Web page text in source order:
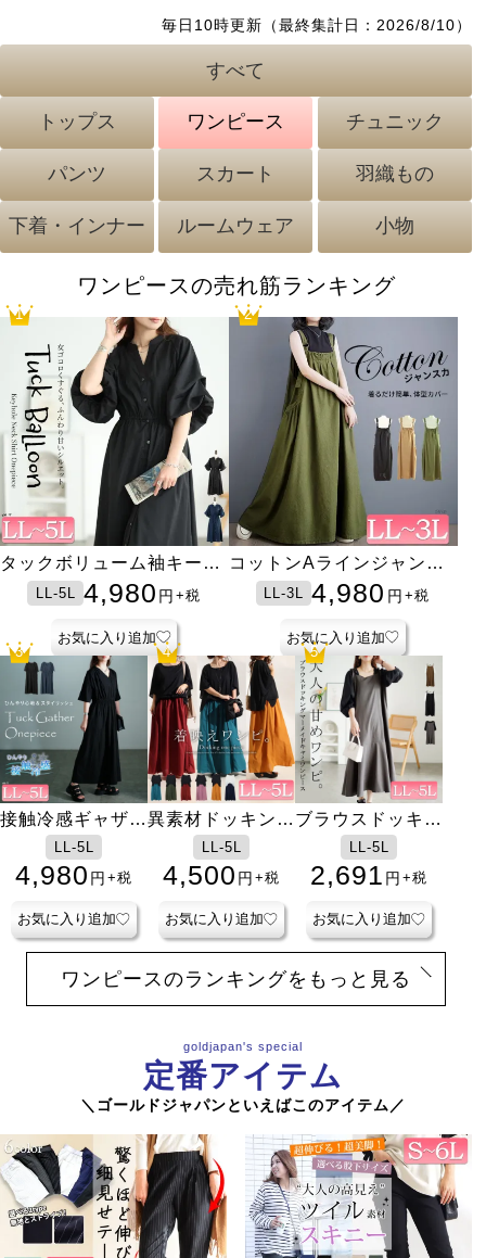
毎日10時更新（最終集計日： 2026/8/10）
すべて
トップス ワンピース チュニック
パンツ スカート 羽織もの
下着・インナー ルームウェア 小物
ハイパーストレッチ美脚ス
キニーパンツ
S-11L 2,790 円 +税
お気に入り追加
接触冷感＆UVカット肩タ
ックドルマンプルオーバー
LL-5L 2,980 円 +税
お気に入り追加
接触冷感レギンス
3L-8L
1,400 円 +税
お気に入り追加
UVカット＆接触
冷感ストレッチ鹿
の子ワイドフレア
パンツ
LL-5L
3,500 円 +税
お気に入り追加
プルオンスキニー
デニム【低身長さ
んサイズ有】
LL-5L
3,980 円 +税
お気に入り追加
接触冷感＆UVカット肩タ
ックドルマンプルオーバー
LL-5L 2,980 円 +税
お気に入り追加
ポンチョ風Vネックプルオ
ーバーLL-4L 2,115 円 +税
お気に入り追加
接触冷感フレアス
リーブ切り替えカ
ットソー
LL-5L
2,980 円 +税
お気に入り追加
アシメヘムコット
ンカットソー
LL-5L
1,663 円 +税
お気に入り追加
サイドスリットビ
ッグTシャツ
LL-5L
2,480 円 +税
お気に入り追加
タックボリューム袖キーネ
ックワンピース
LL-5L 4,980 円 +税
お気に入り追加
コットンAラインジャンパ
ースカート
LL-3L 4,980 円 +税
お気に入り追加
接触冷感ギャザー
ショルダーワンピ
ース
LL-5L
4,980 円 +税
お気に入り追加
異素材ドッキング
ワンピース
LL-5L
4,500 円 +税
お気に入り追加
ブラウスドッキン
グマーメイドキャ
ミワンピース
LL-5L
2,691 円 +税
お気に入り追加
チュニックの売れ筋ランキング
接触冷感＆UVカット＆吸
湿速乾サイドスリットチュ
ニック
LL-5L 2,980 円 +税
お気に入り追加
異素材ヴィラーゴスリーブ
チュニック
LL-5L 2,980 円 +税
お気に入り追加
異素材テールカッ
トチュニック
LL-5L
3,400 円 +税
お気に入り追加
ロゴプリント裾レ
ース切り替えチュ
ニック
LL-5L
2,980 円 +税
お気に入り追加
バックレースアッ
プＶネックチュニ
ック
LL-5L
1,376 円 +税
お気に入り追加
チュニックのランキングをもっと見る
ハイパーストレッチ美脚ス
キニーパンツ
S-11L 2,790 円 +税
お気に入り追加
接触冷感レギンス
3L-8L 1,400 円 +税
お気に入り追加
UVカット＆接触
冷感ストレッチ鹿
の子ワイドフレア
パンツ
LL-5L
3,500 円 +税
お気に入り追加
プルオンスキニー
デニム【低身長さ
んサイズ有】
LL-5L
3,980 円 +税
お気に入り追加
【日本製ストッキ
ング】3L-8L
1,300 円 +税
お気に入り追加
とろみロングスカート
LL-5L 2,980 円 +税
お気に入り追加
クリンクルナロースカート
LL-5L 4,980 円 +税
お気に入り追加
カットソーミディ
アムフレアスカー
LL-5L
3,200 円 +税
お気に入り追加
セミフレアカット
スカートLL-5L
2,500 円 +税
お気に入り追加
リブナロースカー
LL-5L
1,711 円 +税
お気に入り追加
総柄カーディガン＆インナ
ー2点セット
LL-5L 4,980 円 +税
お気に入り追加
接触冷感スラブドルマンカ
ーディガン
LL-5L 2,980 円 +税
お気に入り追加
オーバーサイズロ
ゴジップパーカー
LL-4L
3,980 円 +税
お気に入り追加
シアーパーカーシ
ャツチュニック
LL-5L
3,480 円 +税
お気に入り追加
透かし編みドルマ
ンカーディガン
LL-5L
2,980 円 +税
お気に入り追加
ファスナー付き着圧ガード
ルショーツ
L-5L 3,300円 +税
お気に入り追加
ブラカップ付き冷感メッシ
ュインナー
LL-5L 4,200 円 +税
お気に入り追加
フロントホックシ
ームレスブラ
LL-7L
2,200 円 +税
お気に入り追加
インナー隠しスク
エアネックタンク
トップ
L-6L
1,600 円 +税
お気に入り追加
シアーレースハイ
ウエストショーツ
LL-6L
1,700 円 +税
お気に入り追加
接触冷感レギンス
3L-8L 1,400 円 +税
お気に入り追加
アシメヘムコットンカット
ソー LL-5L 1,663 円 +税
お気に入り追加
サイドスリットビ
ッグTシャツ
LL-5L
2,480 円 +税
お気に入り追加
とろみガウチョパ
LL-5L
2,680 円 +税
お気に入り追加
オープントゥ着圧
ナイトハイソック
ス
3L-8L
1,400 円 +税
お気に入り追加
オープントゥ着圧ナイトハ
イソックス
3L-8L 1,400 円 +税
お気に入り追加
ナロースカーフ
F 1,980円 +税
お気に入り追加
深めつば長ワンポ
イントキャップ
2,600
指穴付き冷感ロン
グアームカバー
LL-5L
1,600 円 +税
お気に入り追加
ラインストーンブ
レスレット
18cm-20.5cm
6,980 円 +税
お気に入り追加
goldjapan's special
定番アイテム
＼ゴールドジャパンといえばこのアイテム／